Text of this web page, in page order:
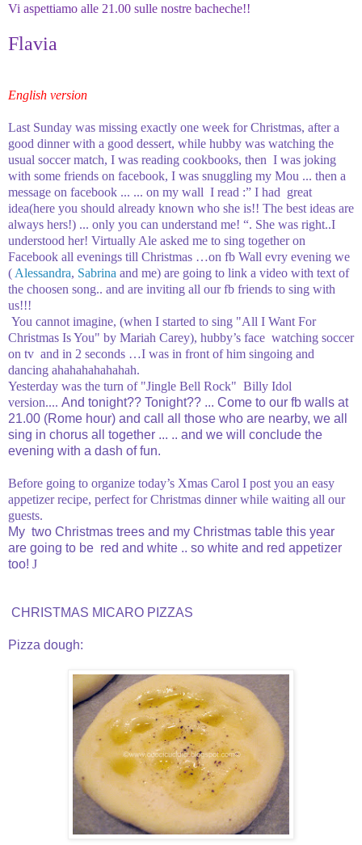
Vi aspettiamo alle 21.00 sulle nostre bacheche!!
Flavia
English version
Last Sunday was missing exactly one week for Christmas, after a
good dinner with a good dessert, while hubby was watching the
usual soccer match, I was reading cookbooks, then I was joking
with some friends on facebook, I was snuggling my Mou ... then a
message on facebook ... ... on my wall I read :” I had great
idea(here you should already known who she is!! The best ideas are
always hers!) ... only you can understand me! “. She was right..I
understood her! Virtually Ale asked me to sing together on
Facebook all evenings till Christmas …on fb Wall evry evening we
( Alessandra, Sabrina and me) are going to link a video with text of
the choosen song.. and are inviting all our fb friends to sing with
us!!!
You cannot imagine, (when I started to sing "All I Want For
Christmas Is You" by Mariah Carey), hubby’s face watching soccer
on tv and in 2 seconds …I was in front of him singoing and
dancing ahahahahahahah.
Yesterday was the turn of "Jingle Bell Rock" Billy Idol
version.... And tonight?? Tonight?? ... Come to our fb walls at
21.00 (Rome hour) and call all those who are nearby, we all
sing in chorus all together ... .. and we will conclude the
evening with a dash of fun.
Before going to organize today’s Xmas Carol I post you an easy
appetizer recipe, perfect for Christmas dinner while waiting all our
guests.
My two Christmas trees and my Christmas table this year
are going to be red and white .. so white and red appetizer
too! J
CHRISTMAS MICARO PIZZAS
Pizza dough: